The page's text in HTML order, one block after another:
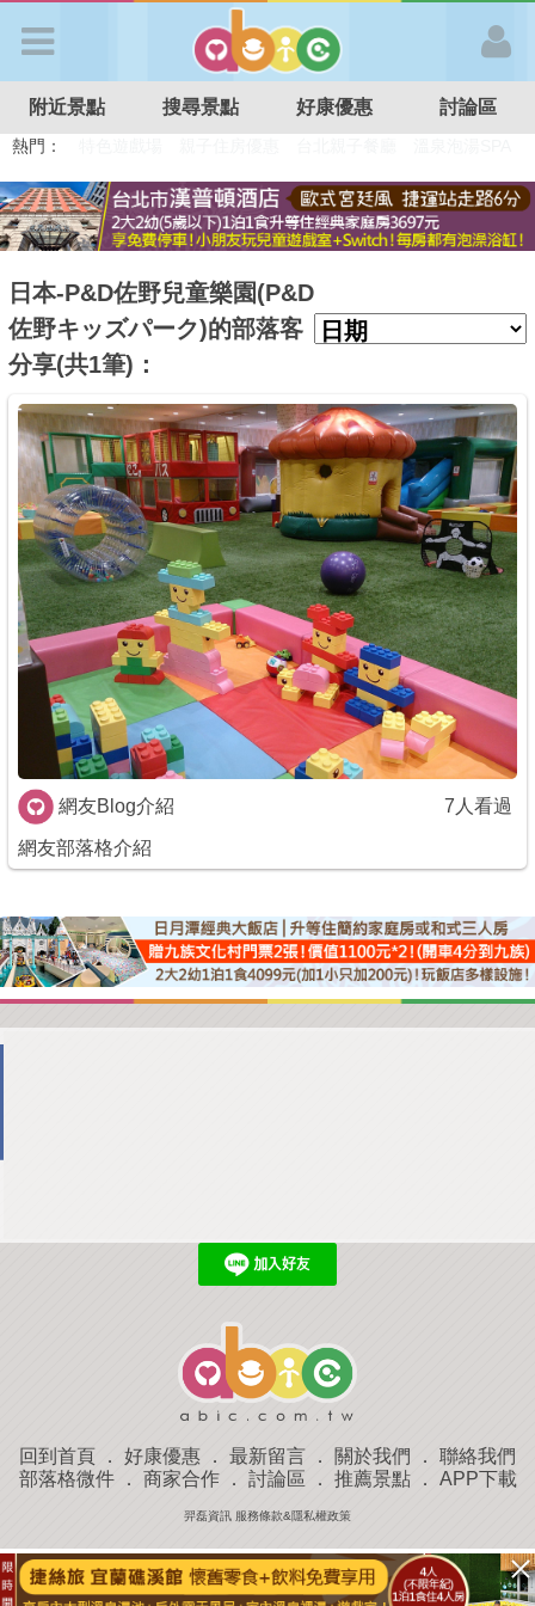
APP登入
首 頁
好康優惠
最新消息
最新留言
商家合作
推薦景點
討論區
聯絡我們
附近景點 搜尋景點 好康優惠 討論區
熱門：
日本-P&D佐野兒童樂園(P&D
佐野キッズパーク)的部落客
分享(共1筆)：
網友Blog介紹 7人看過
網友部落格介紹
回到首頁 ． 好康優惠 ． 最新留言 ． 關於我們 ． 聯絡我們
部落格微件． 商家合作． 討論區 ． 推薦景點． APP下載
羿磊資訊 服務條款&隱私權政策